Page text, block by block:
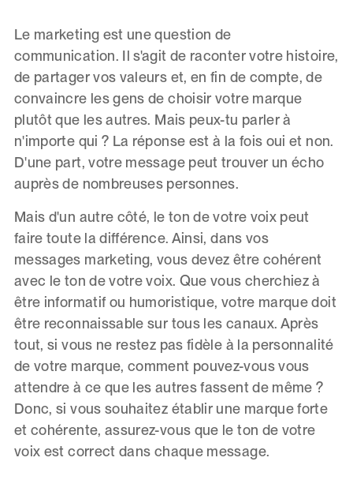
Le marketing est une question de
communication. Il s'agit de raconter votre histoire,
de partager vos valeurs et, en fin de compte, de
convaincre les gens de choisir votre marque
plutôt que les autres. Mais peux-tu parler à
n'importe qui ? La réponse est à la fois oui et non.
D'une part, votre message peut trouver un écho
auprès de nombreuses personnes.
Mais d'un autre côté, le ton de votre voix peut
faire toute la différence. Ainsi, dans vos
messages marketing, vous devez être cohérent
avec le ton de votre voix. Que vous cherchiez à
être informatif ou humoristique, votre marque doit
être reconnaissable sur tous les canaux. Après
tout, si vous ne restez pas fidèle à la personnalité
de votre marque, comment pouvez-vous vous
attendre à ce que les autres fassent de même ?
Donc, si vous souhaitez établir une marque forte
et cohérente, assurez-vous que le ton de votre
voix est correct dans chaque message.